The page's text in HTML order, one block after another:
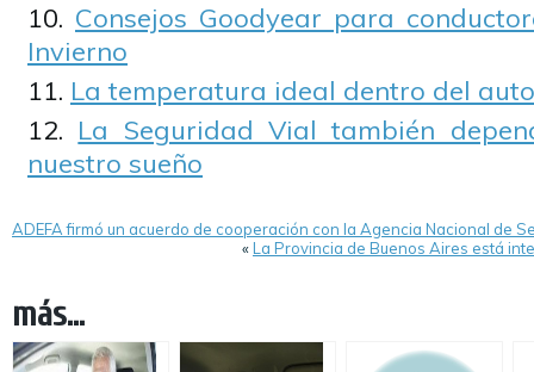
Consejos Goodyear para
Invierno
La temperatura ideal dentro del auto
La Seguridad Vial también
nuestro sueño
ADEFA firmó un acuerdo de cooperación con la Agencia Nacional de
«La Provincia de Buenos Aires está
más...